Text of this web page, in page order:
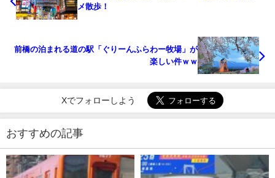
メ散歩！
前橋の泊まれる道の駅「ぐりーんふらわー牧場」が
楽しい件ｗｗ
Xでフォローしよう
おすすめの記事